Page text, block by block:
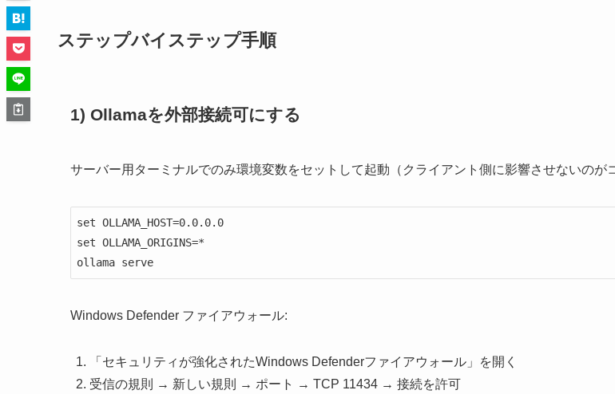
ステップバイステップ手順
1) Ollamaを外部接続可にする
サーバー用ターミナルでのみ環境変数をセットして起動（クライアント側に影響させないのが
set OLLAMA_HOST=0.0.0.0
set OLLAMA_ORIGINS=*
ollama serve
Windows Defender ファイアウォール:
「セキュリティが強化されたWindows Defenderファイアウォール」を開く
受信の規則 → 新しい規則 → ポート → TCP 11434 → 接続を許可